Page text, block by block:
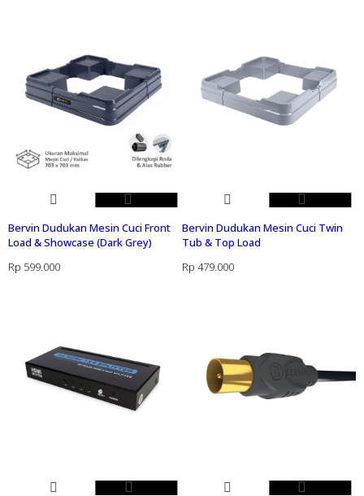
Bervin Dudukan Mesin Cuci Front
Load & Showcase (Dark Grey)
Rp 599.000
Bervin Dudukan Mesin Cuci Twin
Tub & Top Load
Rp 479.000